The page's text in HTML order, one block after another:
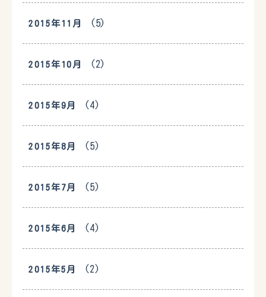
2015年11月 (5)
2015年10月 (2)
2015年9月 (4)
2015年8月 (5)
2015年7月 (5)
2015年6月 (4)
2015年5月 (2)